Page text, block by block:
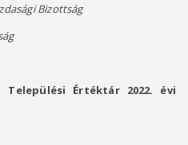
Bizottság
Értéktár 2022. évi